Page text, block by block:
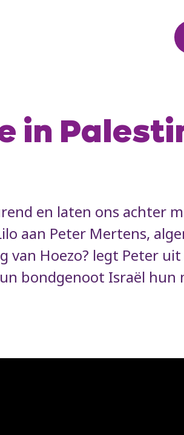
in
en laten ons achter
aan Peter Mertens,
van Hoezo? legt Peter
bondgenoot Israël hun